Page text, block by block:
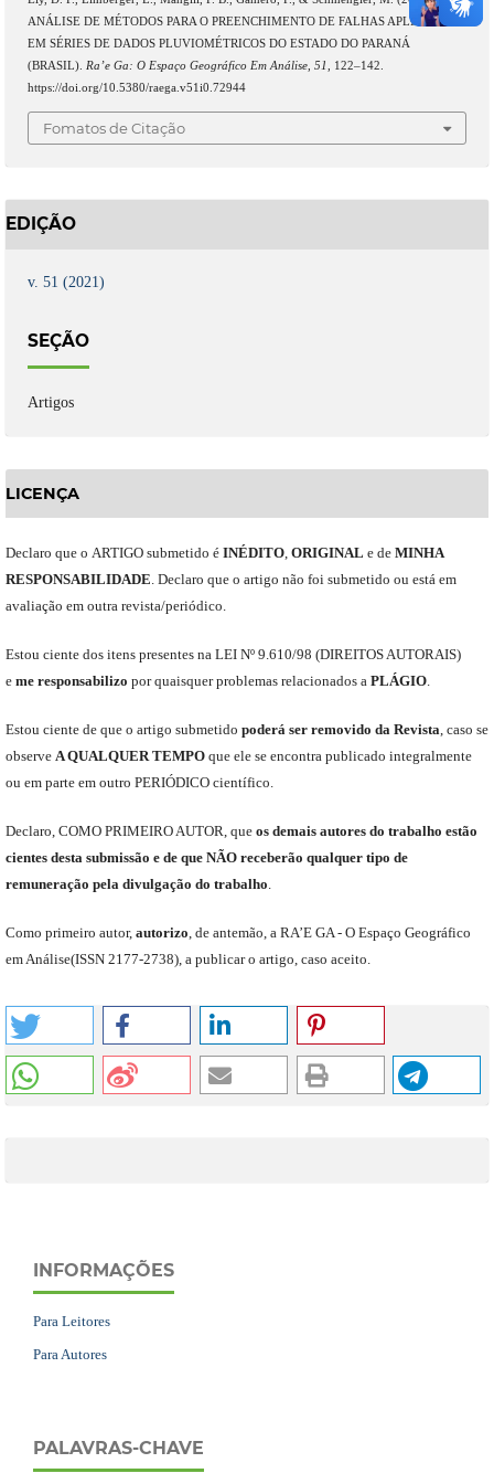
ANÁLISE DE MÉTODOS PARA O PREENCHIMENTO DE FALHAS APLICADOS
EM SÉRIES DE DADOS PLUVIOMÉTRICOS DO ESTADO DO PARANÁ
(BRASIL). Ra’e Ga: O Espaço Geográfico Em Análise, 51
, 122–142.
https://doi.org/10.5380/raega.v51i0.72944
Fomatos de Citação
EDIÇÃO
v. 51 (2021)
SEÇÃO
Artigos
LICENÇA
Declaro que o ARTIGO submetido é INÉDITO, ORIGINAL ede MINHA
RESPONSABILIDADE Declaro que o artigo não foi submetido ou está em
avaliação em outra revista/periódico.
Estou ciente dos itens presentes na LEI Nº 9.610/98 (DIREITOS AUTORAIS)
e meresponsabilizo por quaisquer problemas relacionados a PLÁGIO.
Estou ciente de que o artigo submetido poderá ser removido da Revista caso se
observe A QUALQUER TEMPOque elese encontra publicado integralmente
ou em parte em outro PERIÓDICOcientífico.
Declaro COMO PRIMEIRO AUTOR que os demais autores do trabalho estão
cientes desta submissão e de que NÃOreceberão qualquer tipo de
remuneração pela divulgação do trabalho
Como primeiro autor, autorizo de antemão, a RA’E GA - O Espaço Geográfico
em Análise(ISSN 2177-2738), a publicar o artigo, caso aceito.
INFORMAÇÕES
Para Leitores
Para Autores
PALAVRAS-CHAVE